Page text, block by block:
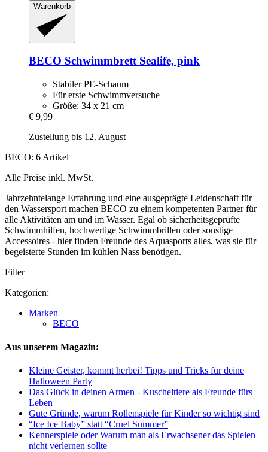
Warenkorb
BECO Schwimmbrett Sealife, pink
Stabiler PE-Schaum
Für erste Schwimmversuche
Größe: 34 x 21 cm
€ 9,99
Zustellung bis 12. August
BECO: 6 Artikel
Alle Preise inkl. MwSt.
Jahrzehntelange Erfahrung und eine ausgeprägte Leidenschaft für
den Wassersport machen BECO zu einem kompetenten Partner für
alle Aktivitäten am und im Wasser. Egal ob sicherheitsgeprüfte
Schwimmhilfen, hochwertige Schwimmbrillen oder sonstige
Accessoires - hier finden Freunde des Aquasports alles, was sie für
begeisterte Stunden im kühlen Nass benötigen.
Filter
Kategorien:
Marken
BECO
Aus unserem Magazin:
Kleine Geister, kommt herbei! Tipps und Tricks für deine
Halloween Party
Das Glück in deinen Armen - Kuscheltiere als Freunde fürs
Leben
Gute Gründe, warum Rollenspiele für Kinder so wichtig sind
“Ice Ice Baby” statt “Cruel Summer”
Kennerspiele oder Warum man als Erwachsener das Spielen
nicht verlernen sollte